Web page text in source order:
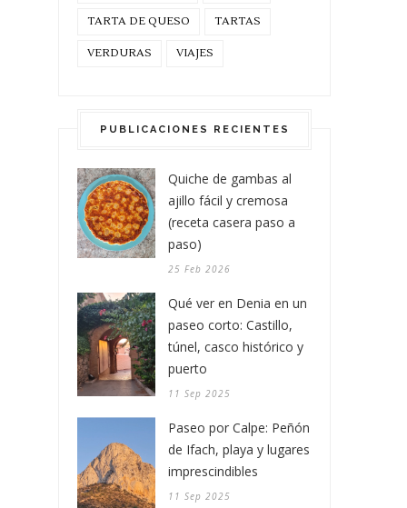
TARTA DE QUESO TARTAS
VERDURAS VIAJES
PUBLICACIONES RECIENTES
Quiche de gambas al
ajillo fácil y cremosa
(receta casera paso a
paso)
25 Feb 2026
Qué ver en Denia en un
paseo corto: Castillo,
túnel, casco histórico y
puerto
11 Sep 2025
Paseo por Calpe: Peñón
de Ifach, playa y lugares
imprescindibles
11 Sep 2025